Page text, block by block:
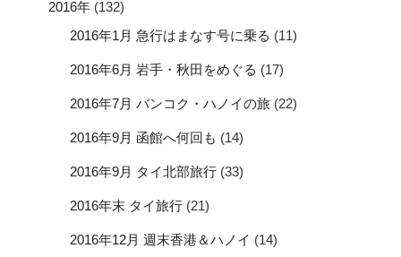
2016年 (132)
2016年1月 急行はまなす号に乗る (11)
2016年6月 岩手・秋田をめぐる (17)
2016年7月 バンコク・ハノイの旅 (22)
2016年9月 函館へ何回も (14)
2016年9月 タイ北部旅行 (33)
2016年末 タイ旅行 (21)
2016年12月 週末香港＆ハノイ (14)